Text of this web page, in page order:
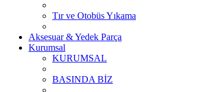
Tır ve Otobüs Yıkama
Aksesuar & Yedek Parça
Kurumsal
KURUMSAL
BASINDA BİZ